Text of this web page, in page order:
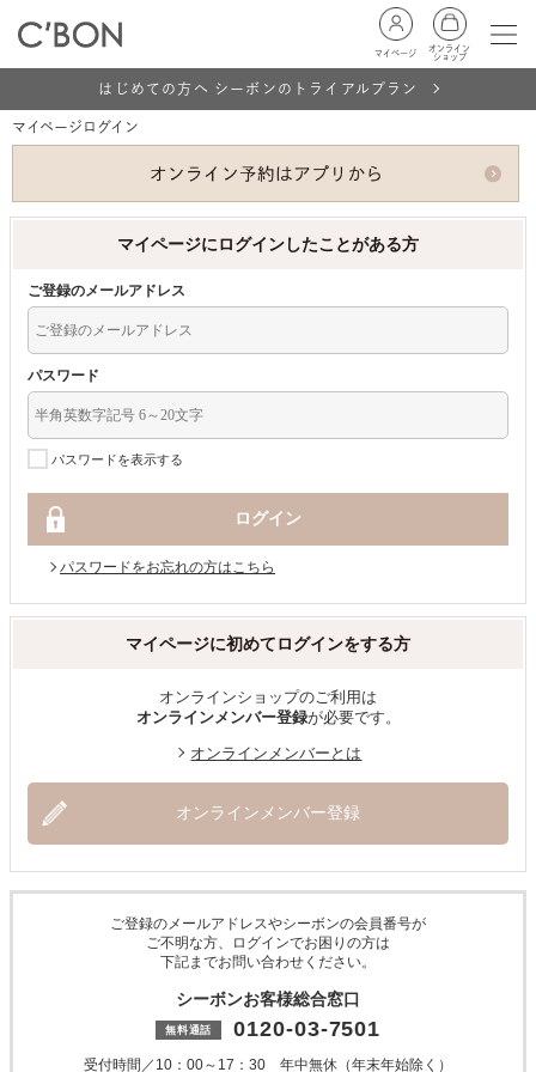
マイページ
オンライン
ショップ
はじめての方へ シーボンのトライアルプラン
マイページログイン
マイページにログインしたことがある方
ご登録のメールアドレス
パスワード
パスワードを表示する
パスワードをお忘れの方はこちら
マイページに初めてログインをする方
オンラインショップのご利用は
オンラインメンバー登録が必要です。
オンラインメンバーとは
オンラインメンバー登録
ご登録のメールアドレスやシーボンの会員番号が
ご不明な方、ログインでお困りの方は
下記までお問い合わせください。
シーボンお客様総合窓口
0120-03-7501
受付時間／10：00～17：30 年中無休（年末年始除く）